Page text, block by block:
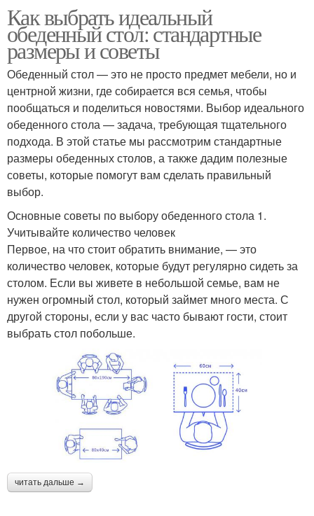
Как выбрать идеальный
обеденный стол: стандартные
размеры и советы
Обеденный стол — это не просто предмет мебели, но и
центрной жизни, где собирается вся семья, чтобы
пообщаться и поделиться новостями. Выбор идеального
обеденного стола — задача, требующая тщательного
подхода. В этой статье мы рассмотрим стандартные
размеры обеденных столов, а также дадим полезные
советы, которые помогут вам сделать правильный
выбор.
Основные советы по выбору обеденного стола 1.
Учитывайте количество человек
Первое, на что стоит обратить внимание, — это
количество человек, которые будут регулярно сидеть за
столом. Если вы живете в небольшой семье, вам не
нужен огромный стол, который займет много места. С
другой стороны, если у вас часто бывают гости, стоит
выбрать стол побольше.
читать дальше →